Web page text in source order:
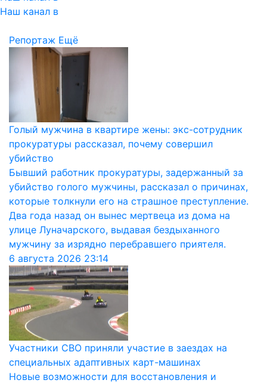
Наш канал в
Репортаж Ещё
Голый мужчина в квартире жены: экс-сотрудник
прокуратуры рассказал, почему совершил
убийство
Бывший работник прокуратуры, задержанный за
убийство голого мужчины, рассказал о причинах,
которые толкнули его на страшное преступление.
Два года назад он вынес мертвеца из дома на
улице Луначарского, выдавая бездыханного
мужчину за изрядно перебравшего приятеля.
6 августа 2026 23:14
Участники СВО приняли участие в заездах на
специальных адаптивных карт-машинах
Новые возможности для восстановления и